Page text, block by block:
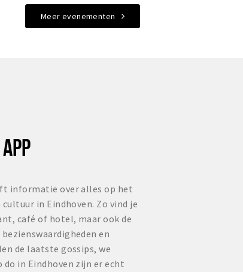
Meer evenementen
informatie over alles op het
in Eindhoven. Zo vind je
café of hotel, maar ook de
en
de laatste gossips, we
in Eindhoven zijn er echt